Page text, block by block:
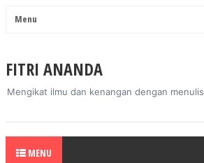
FITRI ANANDA
Mengikat ilmu dan kenangan dengan menulis
MENU